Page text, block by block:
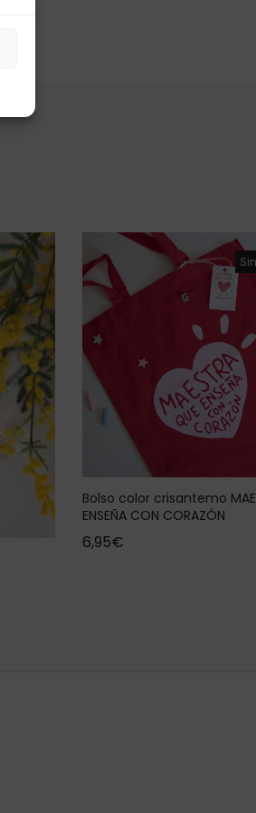
Bolso color crisantemo
ENSEÑA CON CORAZÓN
6,95€